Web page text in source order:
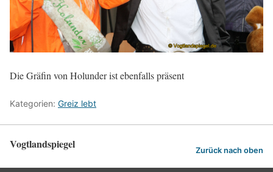
Die Gräfin von Holunder ist ebenfalls präsent
Kategorien: Greiz lebt
Vogtlandspiegel Zurück nach oben